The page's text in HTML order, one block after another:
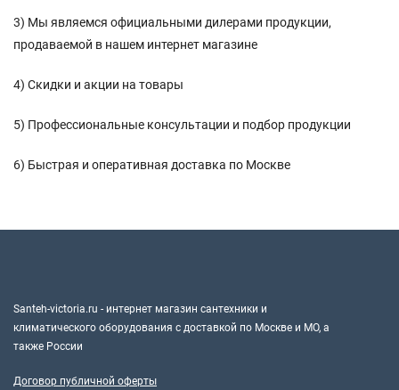
3) Мы являемся официальными дилерами продукции,
продаваемой в нашем интернет магазине
4) Скидки и акции на товары
5) Профессиональные консультации и подбор продукции
6) Быстрая и оперативная доставка по Москве
Santeh-victoria.ru - интернет магазин сантехники и
климатического оборудования с доставкой по Москве и МО, а
также России
Договор публичной оферты